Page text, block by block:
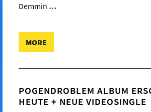
Demmin …
MORE
POGENDROBLEM ALBUM
HEUTE + NEUE VIDEOSINGLE